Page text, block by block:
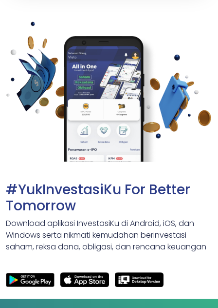
#YukInvestasiKu For Better
Tomorrow
Download aplikasi InvestasiKu di Android, iOS, dan
Windows serta nikmati kemudahan berinvestasi
saham, reksa dana, obligasi, dan rencana keuangan